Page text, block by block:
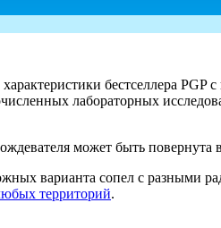
бестселлера
лабораторных
может быть
варианта сопел с разными
территорий.